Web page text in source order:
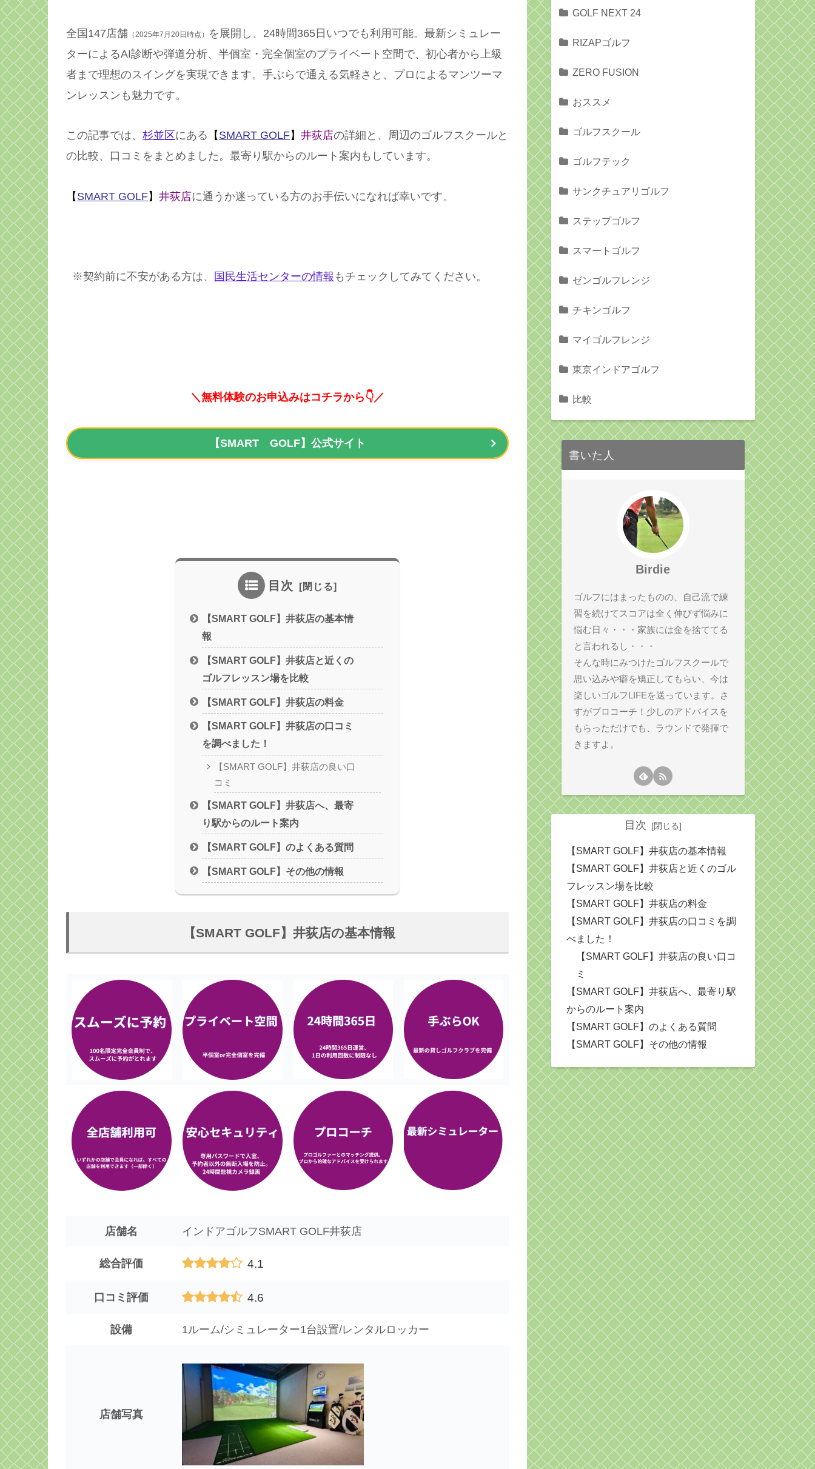
全国147店舗 （2025年7月20日時点）
を展開し、24時間365日いつでも利用可能。最新シミュレー
ターによるAI診断や弾道分析、半個室・完全個室のプライベート空間で、初心者から上級
者まで理想のスイングを実現できます。手ぶらで通える気軽さと、プロによるマンツーマ
ンレッスンも魅力です。
この記事では、 杉並区 にある 【 SMART GOLF】 井荻店の詳細と、周辺のゴルフスクールと
の比較、口コミをまとめました。最寄り駅からのルート案内もしています。
【 SMART GOLF】 井荻店に通うか迷っている方のお手伝いになれば幸いです。
※契約前に不安がある方は、 国民生活センターの情報 もチェックしてみてください。
＼無料体験のお申込みはコチラから👇／
【SMART GOLF】公式サイト
目次
【SMART GOLF】井荻店の基本情
報
【SMART GOLF】井荻店と近くの
ゴルフレッスン場を比較
【SMART GOLF】井荻店の料金
【SMART GOLF】井荻店の口コミ
を調べました！
【SMART GOLF】井荻店の良い口
コミ
【SMART GOLF】井荻店へ、最寄
り駅からのルート案内
【SMART GOLF】のよくある質問
【SMART GOLF】その他の情報
【SMART GOLF】井荻店の基本情報
店舗名 インドアゴルフSMART GOLF井荻店
総合評価 4.1
口コミ評価 4.6
設備 1ルーム/シミュレーター1台設置/レンタルロッカー
店舗写真
GOLF NEXT 24
RIZAPゴルフ
ZERO FUSION
おススメ
ゴルフスクール
ゴルフテック
サンクチュアリゴルフ
ステップゴルフ
スマートゴルフ
ゼンゴルフレンジ
チキンゴルフ
マイゴルフレンジ
東京インドアゴルフ
比較
書いた人
Birdie
ゴルフにはまったものの、自己流で練
習を続けてスコアは全く伸びず悩みに
悩む日々・・・家族には金を捨ててる
と言われるし・・・
そんな時にみつけたゴルフスクールで
思い込みや癖を矯正してもらい、今は
楽しいゴルフLIFEを送っています。さ
すがプロコーチ！少しのアドバイスを
もらっただけでも、ラウンドで発揮で
きますよ。
目次
【SMART GOLF】井荻店の基本情報
【SMART GOLF】井荻店と近くのゴル
フレッスン場を比較
【SMART GOLF】井荻店の料金
【SMART GOLF】井荻店の口コミを調
べました！
【SMART GOLF】井荻店の良い口コ
ミ
【SMART GOLF】井荻店へ、最寄り駅
からのルート案内
【SMART GOLF】のよくある質問
【SMART GOLF】その他の情報